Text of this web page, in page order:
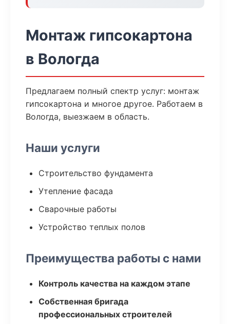
Монтаж гипсокартона
в Вологда
Предлагаем полный спектр услуг: монтаж
гипсокартона и многое другое. Работаем в
Вологда, выезжаем в область.
Наши услуги
Строительство фундамента
Утепление фасада
Сварочные работы
Устройство теплых полов
Преимущества работы с нами
Контроль качества на каждом этапе
Собственная бригада
профессиональных строителей